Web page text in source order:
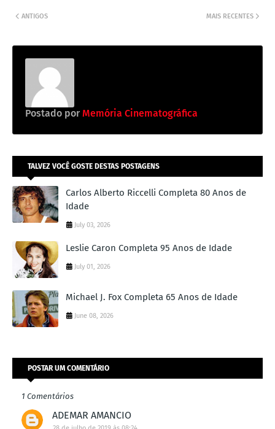
MAIS RECENTES
ANTIGOS
Postado por Memória Cinematográfica
TALVEZ VOCÊ GOSTE DESTAS POSTAGENS
Carlos Alberto Riccelli Completa 80 Anos de
Idade
July 03, 2026
Leslie Caron Completa 95 Anos de Idade
July 01, 2026
Michael J. Fox Completa 65 Anos de Idade
June 08, 2026
POSTAR UM COMENTÁRIO
1 Comentários
ADEMAR AMANCIO